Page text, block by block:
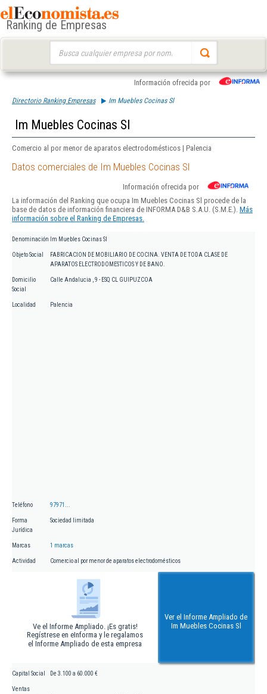
Ranking de Empresas
Información ofrecida por
Directorio Ranking Empresas Im Muebles Cocinas Sl
Im Muebles Cocinas Sl
Comercio al por menor de aparatos electrodomésticos | Palencia
Datos comerciales de Im Muebles Cocinas Sl
Información ofrecida por
La información del Ranking que ocupa Im Muebles Cocinas Sl procede de la
base de datos de información financiera de INFORMA D&B S.A.U. (S.M.E.). Más
información sobre el Ranking de Empresas.
Denominación Im Muebles Cocinas Sl
Objeto Social
FABRICACION DE MOBILIARIO DE COCINA. VENTA DE TODA CLASE DE
APARATOS ELECTRODOMESTICOS Y DE BANO.
Domicilio
Social
Calle Andalucia , 9 - ESQ CL GUIPUZCOA
Localidad Palencia
Teléfono 97971...
Forma
Jurídica
Sociedad limitada
Marcas 1 marcas
Actividad Comercio al por menor de aparatos electrodomésticos
Ve el Informe Ampliado. ¡Es gratis!
Regístrese en eInforma y le regalamos
el Informe Ampliado de esta empresa
Ver el Informe Ampliado de
Im Muebles Cocinas Sl
Capital Social De 3.100 a 60.000 €
Ventas